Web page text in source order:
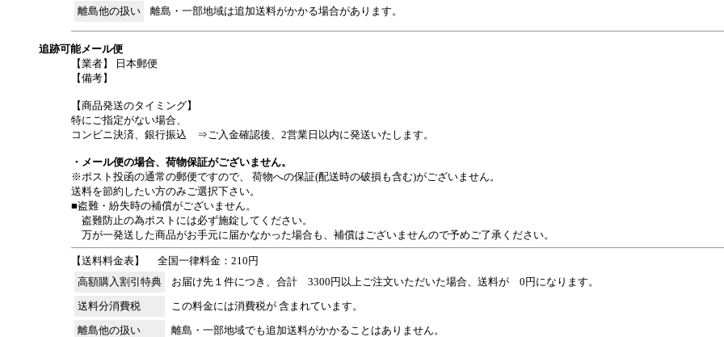
離島他の扱い
離島・一部地域は追加送料がかかる場合があります。
追跡可能メール便
【業者】 日本郵便
【備考】
【商品発送のタイミング】
特にご指定がない場合、
コンビニ決済、銀行振込 ⇒ご入金確認後、2営業日以内に発送いたします。
・メール便の場合、荷物保証がございません。
※ポスト投函の通常の郵便ですので、 荷物への保証(配送時の破損も含む)がございません。
送料を節約したい方のみご選択下さい。
■盗難・紛失時の補償がございません。
盗難防止の為ポストには必ず施錠してください。
万が一発送した商品がお手元に届かなかった場合も、補償はございませんので予めご了承ください。
【送料料金表】
全国一律料金：210円
高額購入割引特典
お届け先１件につき、合計 3300円以上ご注文いただいた場合、送料が 0円になります。
送料分消費税
この料金には消費税が 含まれています。
離島他の扱い
離島・一部地域でも追加送料がかかることはありません。